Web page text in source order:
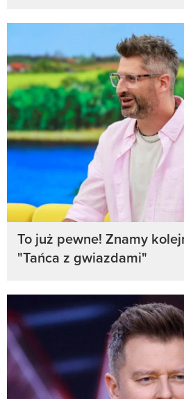
To już pewne! Znamy
"Tańca z gwiazdami"